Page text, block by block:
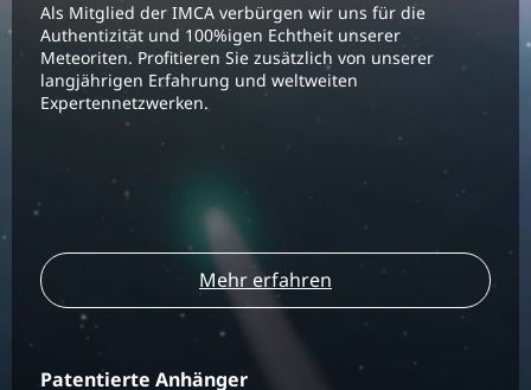
Als Mitglied der IMCA verbürgen wir uns für die
Authentizität und 100%igen Echtheit unserer
Meteoriten. Profitieren Sie zusätzlich von unserer
langjährigen Erfahrung und weltweiten
Expertennetzwerken.
Mehr erfahren
Patentierte Anhänger